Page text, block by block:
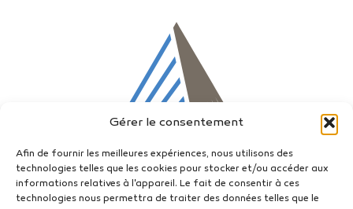
Gérer le consentement
Afin de fournir les meilleures expériences, nous utilisons des
technologies telles que les cookies pour stocker et/ou accéder aux
informations relatives à l'appareil. Le fait de consentir à ces
technologies nous permettra de traiter des données telles que le